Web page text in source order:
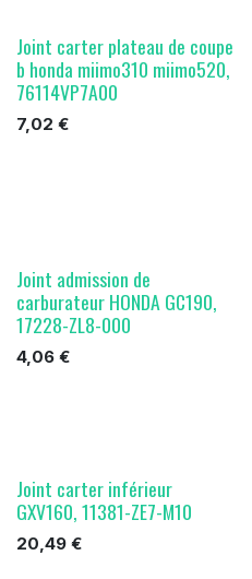
Joint carter plateau de coupe
b honda miimo310 miimo520,
76114VP7A00
7,02 €
Joint admission de
carburateur HONDA GC190,
17228-ZL8-000
4,06 €
Joint carter inférieur
GXV160, 11381-ZE7-M10
20,49 €